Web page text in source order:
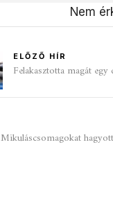
Nem
ELŐZŐ HÍR
Felakasztotta magát
Mikuláscsomagokat